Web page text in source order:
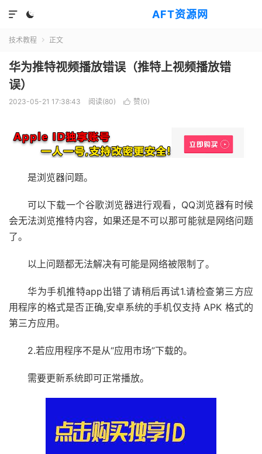
AFT资源网


技术教程  正文
华为推特视频播放错误（推特上视频播放错
误）
2023-05-21 17:38:43 阅读(80)  赞(0)
是浏览器问题。
可以下载一个谷歌浏览器进行观看，QQ浏览器有时候
会无法浏览推特内容，如果还是不可以那可能就是网络问题
了。
以上问题都无法解决有可能是网络被限制了。
华为手机推特app出错了请稍后再试1.请检查第三方应
用程序的格式是否正确,安卓系统的手机仅支持 APK 格式的
第三方应用。
2.若应用程序不是从“应用市场”下载的。
需要更新系统即可正常播放。